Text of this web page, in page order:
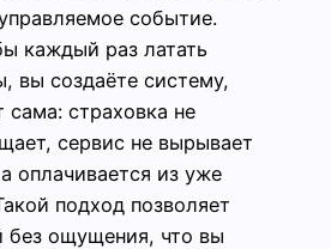
событие.
каждый раз латать
вы создаёте систему,
сама: страховка не
сервис не вырывает
оплачивается из уже
подход позволяет
без ощущения, что вы